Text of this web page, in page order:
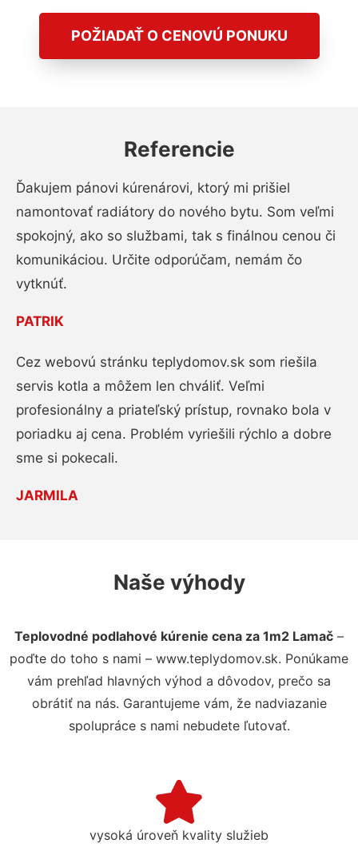
POŽIADAŤ O CENOVÚ PONUKU
Referencie
Ďakujem pánovi kúrenárovi, ktorý mi prišiel
namontovať radiátory do nového bytu. Som veľmi
spokojný, ako so službami, tak s finálnou cenou či
komunikáciou. Určite odporúčam, nemám čo
vytknúť.
PATRIK
Cez webovú stránku teplydomov.sk som riešila
servis kotla a môžem len chváliť. Veľmi
profesionálny a priateľský prístup, rovnako bola v
poriadku aj cena. Problém vyriešili rýchlo a dobre
sme si pokecali.
JARMILA
Naše výhody
Teplovodné podlahové kúrenie cena za 1m2 Lamač –
poďte do toho s nami – www.teplydomov.sk. Ponúkame
vám prehľad hlavných výhod a dôvodov, prečo sa
obrátiť na nás. Garantujeme vám, že nadviazanie
spolupráce s nami nebudete ľutovať.
vysoká úroveň kvality služieb